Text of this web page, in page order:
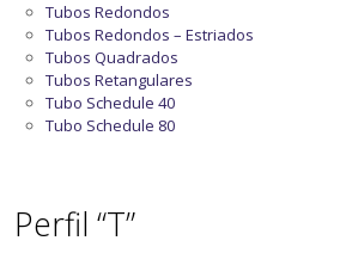
Tubos Redondos
Tubos Redondos – Estriados
Tubos Quadrados
Tubos Retangulares
Tubo Schedule 40
Tubo Schedule 80
Perfil “T”